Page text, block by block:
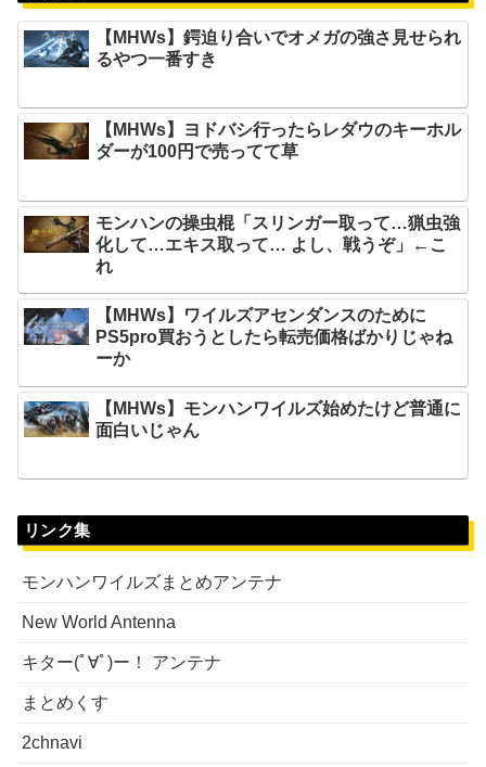
【MHWs】鍔迫り合いでオメガの強さ見せられ
るやつ一番すき
【MHWs】ヨドバシ行ったらレダウのキーホル
ダーが100円で売ってて草
モンハンの操虫棍「スリンガー取って…猟虫強
化して…エキス取って… よし、戦うぞ」←こ
れ
【MHWs】ワイルズアセンダンスのために
PS5pro買おうとしたら転売価格ばかりじゃね
ーか
【MHWs】モンハンワイルズ始めたけど普通に
面白いじゃん
リンク集
モンハンワイルズまとめアンテナ
New World Antenna
キター(ﾟ∀ﾟ)ー！ アンテナ
まとめくす
2chnavi